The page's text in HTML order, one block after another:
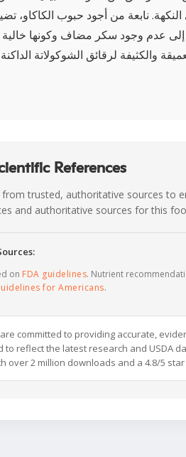
نابعة من أجود حبوب الكاكاو،
إلى عدم وجود سكر مضاف وكونها خالية
والكثيفة لرقائق الشوكولاتة
References
trusted, authoritative sources to
and authoritative sources for this
on FDA guidelines. Nutrient
for Americans.
committed to providing accurate,
to reflect the latest research and USDA
over 2 million downloads and a 4.8/5